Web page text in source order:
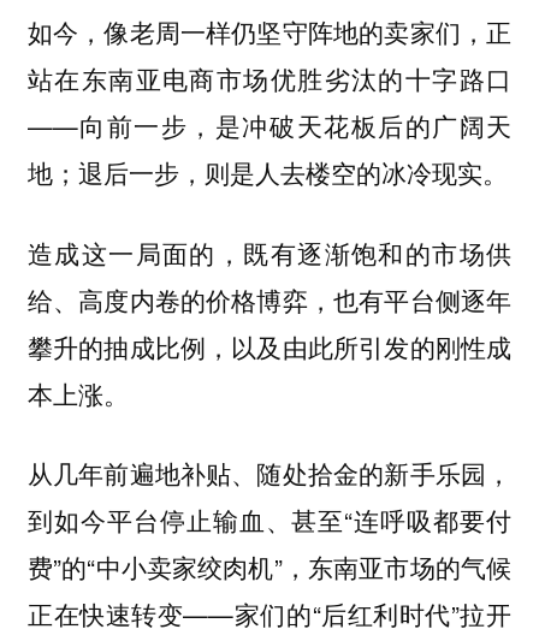
如今，像老周一样仍坚守阵地的卖家们，正
站在东南亚电商市场优胜劣汰的十字路口
——向前一步，是冲破天花板后的广阔天
地；退后一步，则是人去楼空的冰冷现实。
造成这一局面的，既有逐渐饱和的市场供
给、高度内卷的价格博弈，也有平台侧逐年
攀升的抽成比例，以及由此所引发的刚性成
本上涨。
从几年前遍地补贴、随处拾金的新手乐园，
到如今平台停止输血、甚至“连呼吸都要付
费”的“中小卖家绞肉机”，东南亚市场的气候
正在快速转变——家们的“后红利时代”拉开